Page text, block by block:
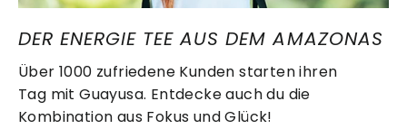
DER ENERGIE TEE AUS DEM AMAZONAS
Über 1000 zufriedene Kunden starten ihren
Tag mit Guayusa. Entdecke auch du die
Kombination aus Fokus und Glück!